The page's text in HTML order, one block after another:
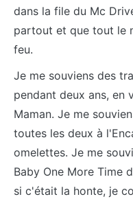
dans la file du Mc
partout et que tout le
feu.
Je me souviens des
pendant deux ans, en
Maman. Je me
toutes les deux à
omelettes. Je me
Baby One More Time
si c'était la honte, je